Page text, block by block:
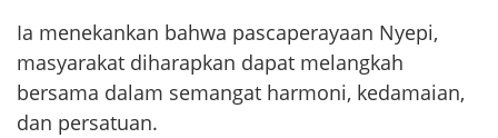
Ia menekankan bahwa pascaperayaan Nyepi,
masyarakat diharapkan dapat melangkah
bersama dalam semangat harmoni, kedamaian,
dan persatuan.